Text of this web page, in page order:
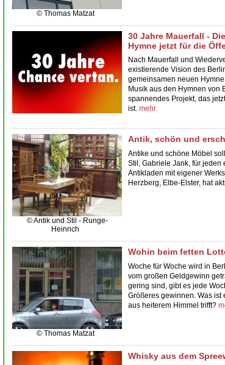
© Thomas Matzat
30 Jahre Mauerfall -
Hymne jetzt für die
Nach Mauerfall und
existierende Vision des
gemeinsamen neuen
Musik aus den Hymnen von
spannendes Projekt, das
ist. mehr
© Antik und Stil - Runge-
Heinrich
Antik, schön und
Antike und schöne Möbel
Stil, Gabriele Jank, für
Antikladen mit eigener
Herzberg, Elbe-Elster, hat
© Thomas Matzat
Wohin beim fetten
Woche für Woche wird in
vom großen Geldgewinn
gering sind, gibt es jede
Größeres gewinnen. Was ist
aus heiterem Himmel trifft?
Whisky aus dem